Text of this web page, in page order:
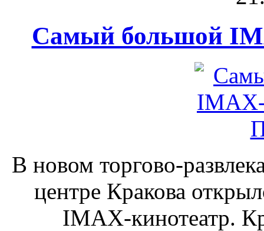
Самый большой
В новом торгово-
центре Кракова
IMAX-кинотеатр.